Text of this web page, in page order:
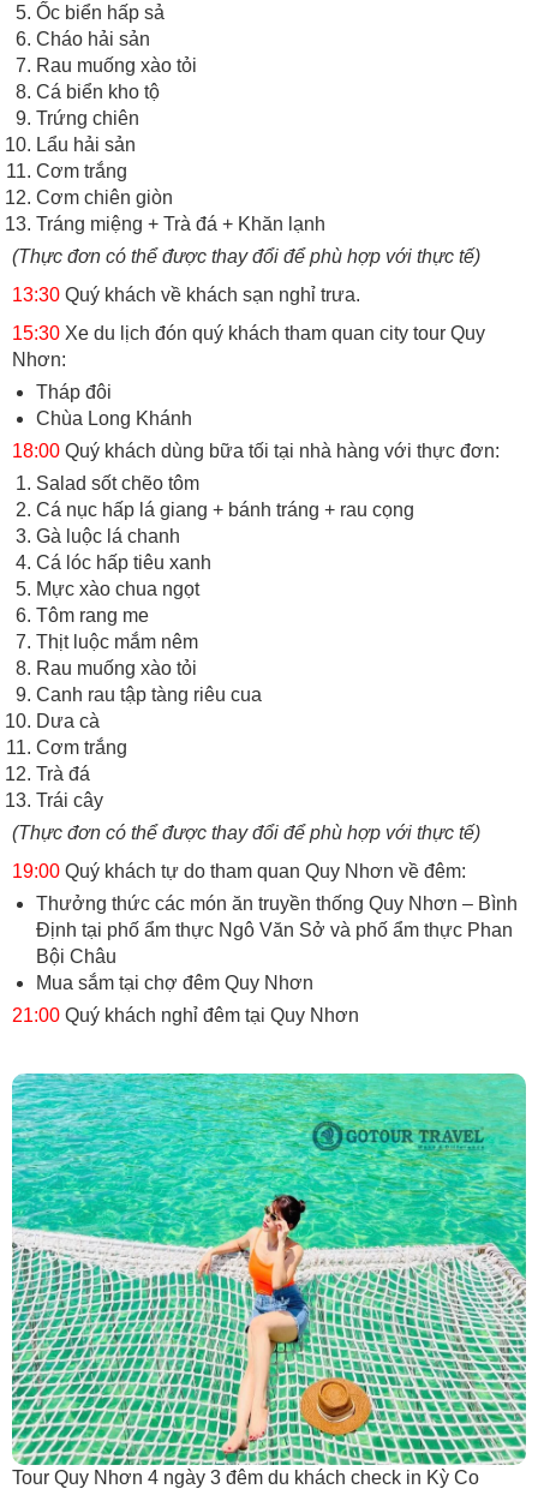
Ốc biển hấp sả
Cháo hải sản
Rau muống xào tỏi
Cá biển kho tộ
Trứng chiên
Lẩu hải sản
Cơm trắng
Cơm chiên giòn
Tráng miệng + Trà đá + Khăn lạnh
(Thực đơn có thể được thay đổi để phù hợp với thực tế)
13:30 Quý khách về khách sạn nghỉ trưa.
15:30 Xe du lịch đón quý khách tham quan city tour Quy
Nhơn:
Tháp đôi
Chùa Long Khánh
18:00 Quý khách dùng bữa tối tại nhà hàng với thực đơn:
Salad sốt chẽo tôm
Cá nục hấp lá giang + bánh tráng + rau cọng
Gà luộc lá chanh
Cá lóc hấp tiêu xanh
Mực xào chua ngọt
Tôm rang me
Thịt luộc mắm nêm
Rau muống xào tỏi
Canh rau tập tàng riêu cua
Dưa cà
Cơm trắng
Trà đá
Trái cây
(Thực đơn có thể được thay đổi để phù hợp với thực tế)
19:00 Quý khách tự do tham quan Quy Nhơn về đêm:
Thưởng thức các món ăn truyền thống Quy Nhơn – Bình
Định tại phố ẩm thực Ngô Văn Sở và phố ẩm thực Phan
Bội Châu
Mua sắm tại chợ đêm Quy Nhơn
21:00 Quý khách nghỉ đêm tại Quy Nhơn
Tour Quy Nhơn 4 ngày 3 đêm du khách check in Kỳ Co